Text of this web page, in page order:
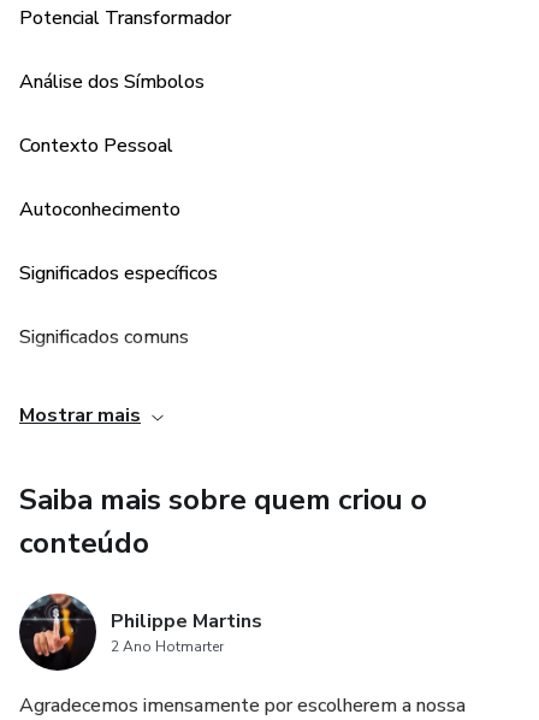
Potencial Transformador
Análise dos Símbolos
Contexto Pessoal
Autoconhecimento
Significados específicos
Significados comuns
Mostrar mais
Saiba mais sobre quem criou o
conteúdo
Philippe Martins
2 Ano Hotmarter
Agradecemos imensamente por escolherem a nossa